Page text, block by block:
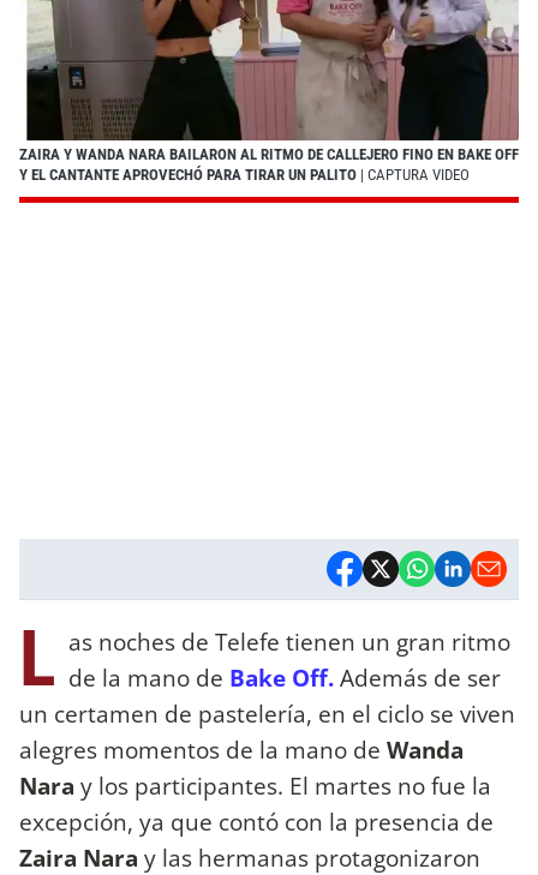
ZAIRA Y WANDA NARA BAILARON AL RITMO DE CALLEJERO FINO EN BAKE OFF
Y EL CANTANTE APROVECHÓ PARA TIRAR UN PALITO | CAPTURA VIDEO
L as noches de Telefe tienen un gran ritmo
de la mano de Bake Off.Además de ser
un certamen de pastelería, en el ciclo se viven
alegres momentos de la mano de Wanda
Nara y los participantes. El martes no fue la
excepción, ya que contó con la presencia de
Zaira Nara y las hermanas protagonizaron